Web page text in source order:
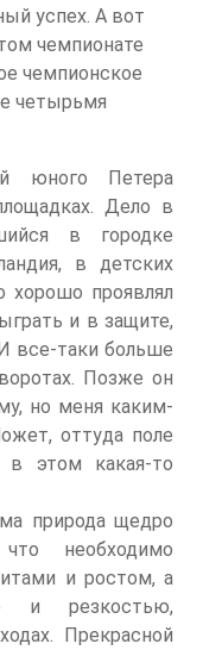
успех. А вот
чемпионате
чемпионское
четырьмя
юного Петера
Дело в
в городке
в детских
хорошо проявлял
и в защите,
все-таки больше
Позже он
но меня каким-
оттуда поле
этом какая-то
природа щедро
необходимо
и ростом, а
и резкостью,
Прекрасной